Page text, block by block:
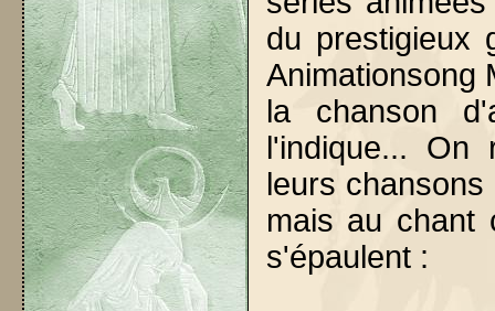
du prestigieux
Animationsong
la chanson
l'indique... On
leurs
mais au chant
s'épaulent :